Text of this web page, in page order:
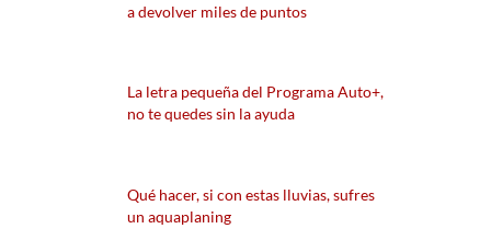
a devolver miles de puntos
La letra pequeña del Programa Auto+,
no te quedes sin la ayuda
Qué hacer, si con estas lluvias, sufres
un aquaplaning